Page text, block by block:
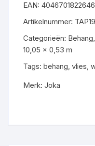
EAN:4046701822646
Artikelnummer:
Categorieën: Behang
10,05 x 0,53 m
Tags:behang,vlies,
Merk:Joka